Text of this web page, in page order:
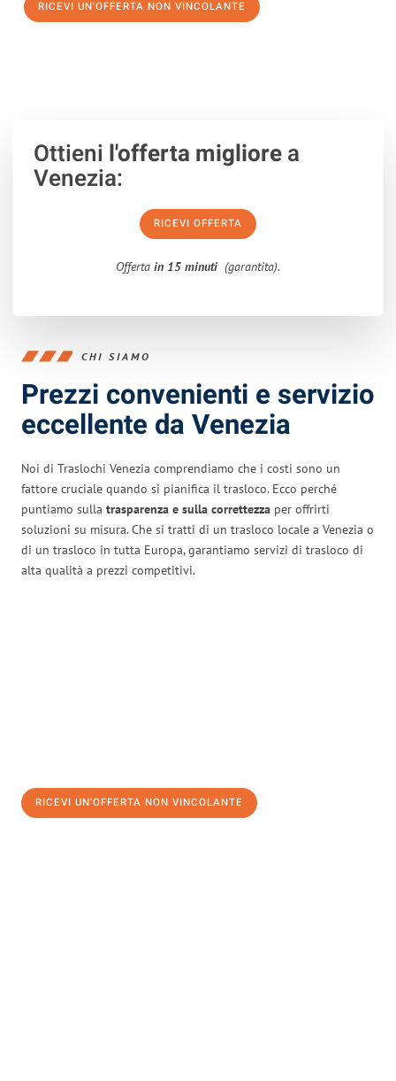
RICEVI UN'OFFERTA NON VINCOLANTE
Ottieni l'offerta migliorea
Venezia:
RICEVI OFFERTA
Offerta in 15 minuti (garantita).
CHI SIAMO
Prezzi convenienti e servizio
eccellente da Venezia
Noi di Traslochi Venezia comprendiamo che i costi sono un
fattore cruciale quando si pianifica il trasloco. Ecco perché
puntiamo sulla trasparenza e sulla correttezza per offrirti
soluzioni su misura. Che si tratti di un trasloco locale a Venezia o
di un trasloco in tutta Europa, garantiamo servizi di trasloco di
alta qualità a prezzi competitivi.
RICEVI UN'OFFERTA NON VINCOLANTE